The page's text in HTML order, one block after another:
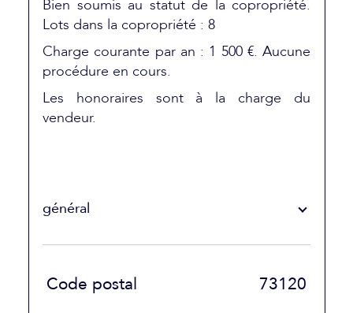
Bien soumis au statut de la copropriété.
Lots dans la copropriété : 8
Charge courante par an : 1 500 €. Aucune
procédure en cours.
Les honoraires sont à la charge du
vendeur.
général
TRAD_SIROCCO_Caracteristique Valeurs
Code postal 73120